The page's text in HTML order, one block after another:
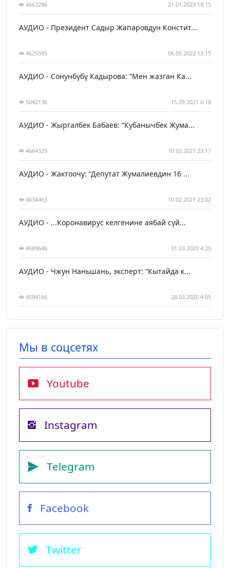
4663286 21.01.2023 18:15
АУДИО - Президент Садыр Жапаровдун Констит...
4625595 06.05.2022 13:15
АУДИО - Сонунбүбү Кадырова: “Мен жазган Ка...
5042136 15.09.2021 6:18
АУДИО - Жыргалбек Бабаев: “Кубанычбек Жума...
4664325 10.02.2021 23:17
АУДИО - Жактоочу: “Депутат Жумалиевдин 16 ...
4634463 10.02.2021 23:02
АУДИО - ...Коронавирус келгенине аябай сүй...
4689646 31.03.2020 4:20
АУДИО - Чжун Наньшань, эксперт: “Кытайда к...
4594166 28.03.2020 4:05
Мы в соцсетях
Youtube
Instagram
Telegram
Facebook
Twitter